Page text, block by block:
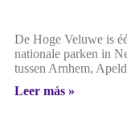
De Hoge Veluwe is
nationale parken in
tussen Arnhem,
Leer más »